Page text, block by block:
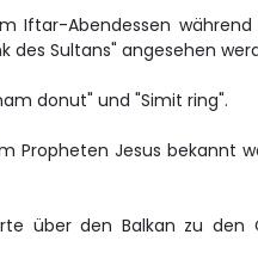
Iftar-Abendessen
des Sultans" angesehen
donut" und "Simit ring".
Propheten Jesus bekannt
über den Balkan zu